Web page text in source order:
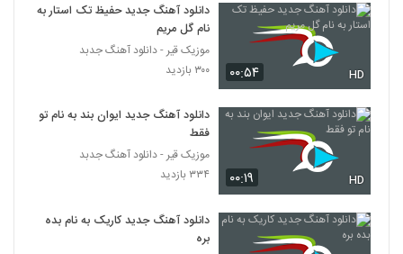
۰۰:۵۴ HD
دانلود آهنگ جدید حفیظ تک استار به
نام گل مریم
موزیک قیر - دانلود آهنگ جدبد
۳۰۰ بازدید
۰۰:۱۹ HD
دانلود آهنگ جدید ایوان بند به نام تو
فقط
موزیک قیر - دانلود آهنگ جدبد
۳۳۴ بازدید
دانلود آهنگ جدید کاریک به نام بده
بره